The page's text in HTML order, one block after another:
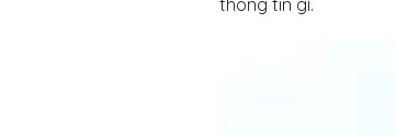
thông tin gì.